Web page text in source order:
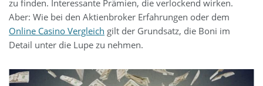
zu finden. Interessante Prämien, die verlockend wirken.
Aber: Wie bei den Aktienbroker Erfahrungen oder dem
Online Casino Vergleich gilt der Grundsatz, die Boni im
Detail unter die Lupe zu nehmen.